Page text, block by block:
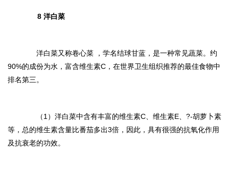
8 洋白菜
洋白菜又称卷心菜 ，学名结球甘蓝，是一种常见蔬菜。约
90%的成份为水，富含维生素C，在世界卫生组织推荐的最佳食物中
排名第三。
（1）洋白菜中含有丰富的维生素C、维生素E、 ?-胡萝卜素
等，总的维生素含量比番茄多出3倍，因此，具有很强的抗氧化作用
及抗衰老的功效。